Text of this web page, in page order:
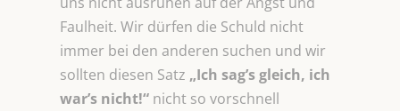
Faulheit. Wir dürfen die Schuld nicht
immer bei den anderen suchen und wir
sollten diesen Satz „Ich sag’s gleich, ich
war’s nicht!“ nicht so vorschnell